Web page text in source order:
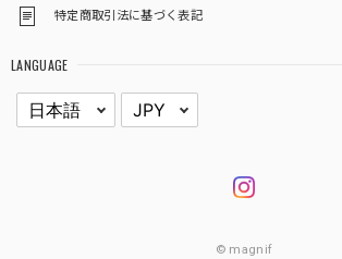
特定商取引法に基づく表記
LANGUAGE
© magnif